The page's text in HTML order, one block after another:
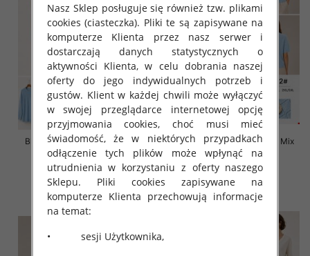
Bluzki damskie Roz L-3XL, Mix
Kolor Paczka 10 szt
42.00 zł
szczegóły
Bluzki damskie Roz L-3XL, Mix
Kolor Paczka 10 szt
42.00 zł
szczegóły
Nasz Sklep posługuje się również tzw. plikami
cookies (ciasteczka). Pliki te są zapisywane na
komputerze Klienta przez nasz serwer i
dostarczają danych statystycznych o
aktywności Klienta, w celu dobrania naszej
oferty do jego indywidualnych potrzeb i
gustów. Klient w każdej chwili może wyłączyć
w swojej przeglądarce internetowej opcję
przyjmowania cookies, choć musi mieć
świadomość, że w niektórych przypadkach
odłączenie tych plików może wpłynąć na
utrudnienia w korzystaniu z oferty naszego
Sklepu. Pliki cookies zapisywane na
komputerze Klienta przechowują informacje
na temat:
• sesji Użytkownika,